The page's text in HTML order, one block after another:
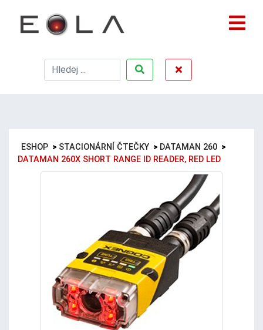
ESHOP > STACIONÁRNÍ ČTEČKY > DATAMAN 260 >
DATAMAN 260X SHORT RANGE ID READER, RED LED